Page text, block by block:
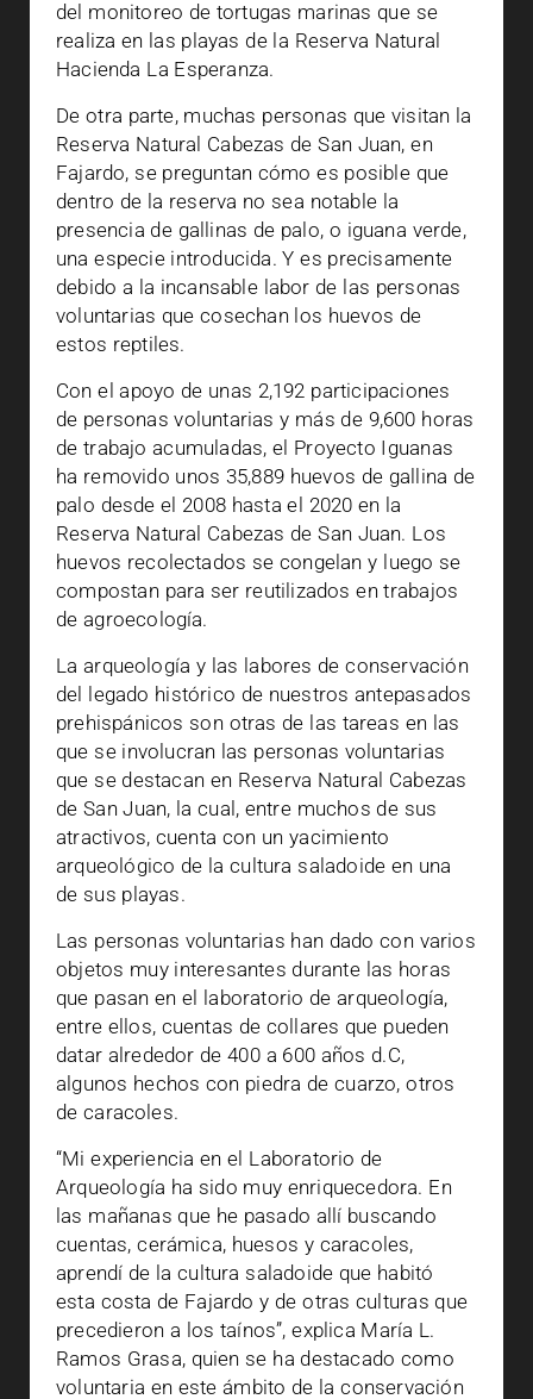
del monitoreo de tortugas marinas que se
realiza en las playas de la Reserva Natural
Hacienda La Esperanza.
De otra parte, muchas personas que visitan la
Reserva Natural Cabezas de San Juan, en
Fajardo, se preguntan cómo es posible que
dentro de la reserva no sea notable la
presencia de gallinas de palo, o iguana verde,
una especie introducida. Y es precisamente
debido a la incansable labor de las personas
voluntarias que cosechan los huevos de
estos reptiles.
Con el apoyo de unas 2,192 participaciones
de personas voluntarias y más de 9,600 horas
de trabajo acumuladas, el Proyecto Iguanas
ha removido unos 35,889 huevos de gallina de
palo desde el 2008 hasta el 2020 en la
Reserva Natural Cabezas de San Juan. Los
huevos recolectados se congelan y luego se
compostan para ser reutilizados en trabajos
de agroecología.
La arqueología y las labores de conservación
del legado histórico de nuestros antepasados
prehispánicos son otras de las tareas en las
que se involucran las personas voluntarias
que se destacan en Reserva Natural Cabezas
de San Juan, la cual, entre muchos de sus
atractivos, cuenta con un yacimiento
arqueológico de la cultura saladoide en una
de sus playas.
Las personas voluntarias han dado con varios
objetos muy interesantes durante las horas
que pasan en el laboratorio de arqueología,
entre ellos, cuentas de collares que pueden
datar alrededor de 400 a 600 años d.C,
algunos hechos con piedra de cuarzo, otros
de caracoles.
“Mi experiencia en el Laboratorio de
Arqueología ha sido muy enriquecedora. En
las mañanas que he pasado allí buscando
cuentas, cerámica, huesos y caracoles,
aprendí de la cultura saladoide que habitó
esta costa de Fajardo y de otras culturas que
precedieron a los taínos”, explica María L.
Ramos Grasa, quien se ha destacado como
voluntaria en este ámbito de la conservación